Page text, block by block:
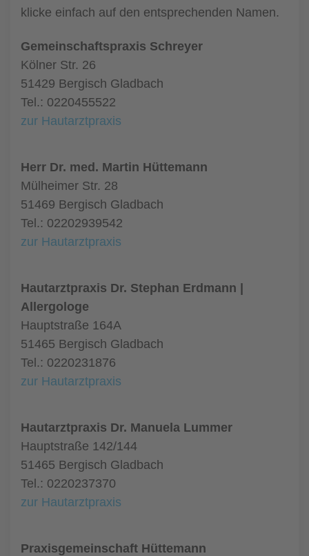
klicke einfach auf den entsprechenden Namen.
Gemeinschaftspraxis Schreyer
Kölner Str. 26
51429 Bergisch Gladbach
Tel.: 0220455522
zur Hautarztpraxis
Herr Dr. med. Martin Hüttemann
Mülheimer Str. 28
51469 Bergisch Gladbach
Tel.: 02202939542
zur Hautarztpraxis
Hautarztpraxis Dr. Stephan Erdmann |
Allergologe
Hauptstraße 164A
51465 Bergisch Gladbach
Tel.: 0220231876
zur Hautarztpraxis
Hautarztpraxis Dr. Manuela Lummer
Hauptstraße 142/144
51465 Bergisch Gladbach
Tel.: 0220237370
zur Hautarztpraxis
Praxisgemeinschaft Hüttemann